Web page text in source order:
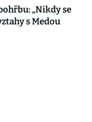
„Nikdy se
s Medou